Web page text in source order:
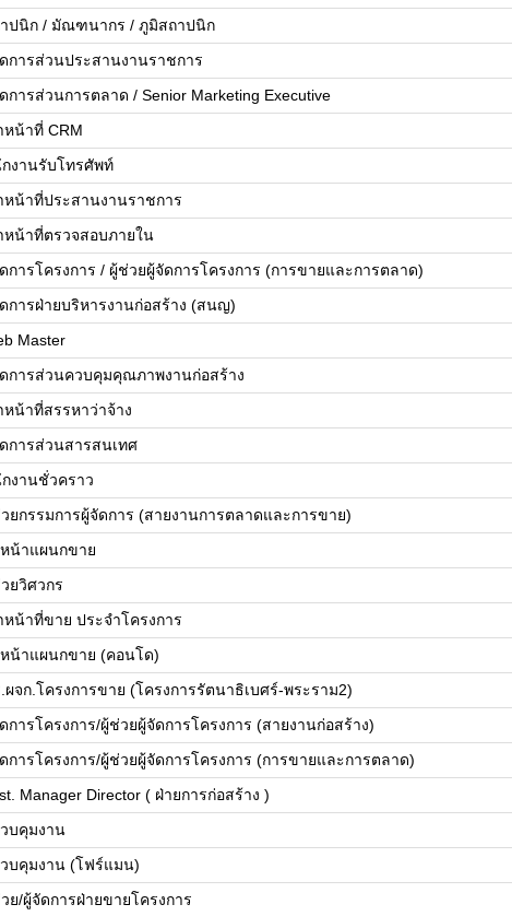
ปนิก / มัณฑนากร / ภูมิสถาปนิก
การส่วนประสานงานราชการ
การส่วนการตลาด / Senior Marketing Executive
หน้าที่ CRM
งานรับโทรศัพท์
หน้าที่ประสานงานราชการ
หน้าที่ตรวจสอบภายใน
การโครงการ / ผู้ช่วยผู้จัดการโครงการ (การขายและการตลาด)
การฝ่ายบริหารงานก่อสร้าง (สนญ)
Master
การส่วนควบคุมคุณภาพงานก่อสร้าง
หน้าที่สรรหาว่าจ้าง
การส่วนสารสนเทศ
งานชั่วคราว
ยกรรมการผู้จัดการ (สายงานการตลาดและการขาย)
น้าแผนกขาย
ยวิศวกร
หน้าที่ขาย ประจำโครงการ
น้าแผนกขาย (คอนโด)
ผจก.โครงการขาย (โครงการรัตนาธิเบศร์-พระราม2)
การโครงการ/ผู้ช่วยผู้จัดการโครงการ (สายงานก่อสร้าง)
การโครงการ/ผู้ช่วยผู้จัดการโครงการ (การขายและการตลาด)
Manager Director ( ฝ่ายการก่อสร้าง )
บคุมงาน
บคุมงาน (โฟร์แมน)
ย/ผู้จัดการฝ่ายขายโครงการ